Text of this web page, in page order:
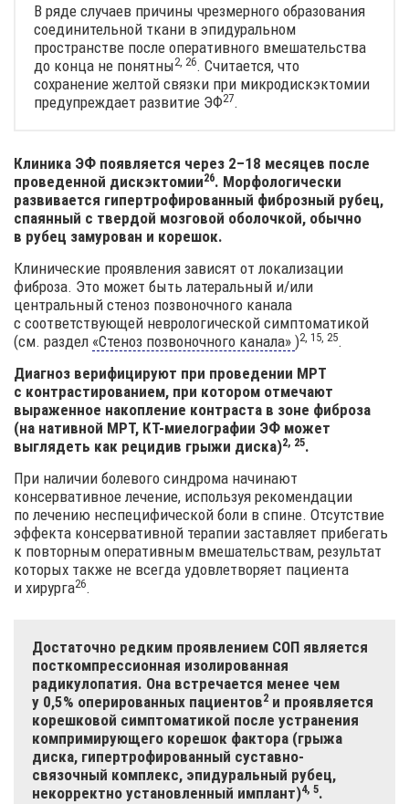
В ряде случаев причины чрезмерного образования
соединительной ткани в эпидуральном
пространстве после оперативного вмешательства
до конца не понятны2, 26. Считается, что
сохранение желтой связки при микродискэктомии
предупреждает развитие ЭФ27.
Клиника ЭФ появляется через 2–18 месяцев после
проведенной дискэктомии26. Морфологически
развивается гипертрофированный фиброзный рубец,
спаянный с твердой мозговой оболочкой, обычно
в рубец замурован и корешок.
Клинические проявления зависят от локализации
фиброза. Это может быть латеральный и/или
центральный стеноз позвоночного канала
с соответствующей неврологической симптоматикой
(см. раздел «Стеноз позвоночного канала» )2, 15, 25.
Диагноз верифицируют при проведении МРТ
с контрастированием, при котором отмечают
выраженное накопление контраста в зоне фиброза
(на нативной МРТ, КТ-миелографии ЭФ может
выглядеть как рецидив грыжи диска)2, 25.
При наличии болевого синдрома начинают
консервативное лечение, используя рекомендации
по лечению неспецифической боли в спине. Отсутствие
эффекта консервативной терапии заставляет прибегать
к повторным оперативным вмешательствам, результат
которых также не всегда удовлетворяет пациента
и хирурга26.
Достаточно редким проявлением СОП является
посткомпрессионная изолированная
радикулопатия. Она встречается менее чем
у 0,5% оперированных пациентов2 и проявляется
корешковой симптоматикой после устранения
компримирующего корешок фактора (грыжа
диска, гипертрофированный суставно-
связочный комплекс, эпидуральный рубец,
некорректно установленный имплант)4, 5.